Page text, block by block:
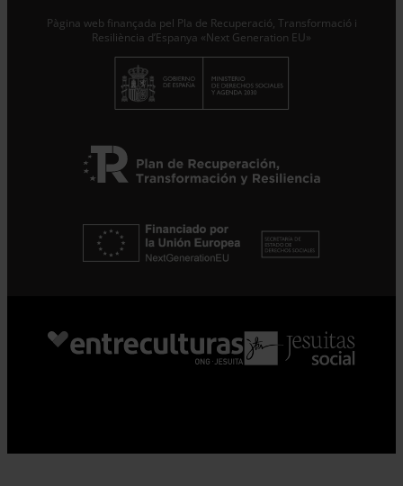
Pàgina web finançada pel Pla de Recuperació, Transformació i
Resiliència d’Espanya «Next Generation EU»